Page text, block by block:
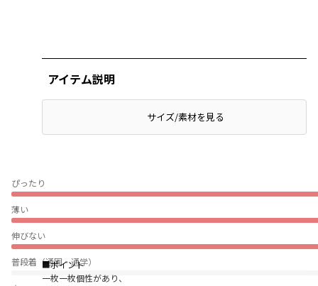
ぴったり
薄い
伸びない
普段着（通園・通学）
アイテム説明
サイズ/素材を見る
■ポイント
一枚一枚個性があり、